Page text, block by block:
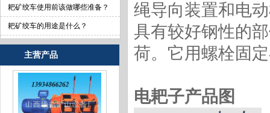
耙矿绞车使用前该做哪些准备？
耙矿绞车的用途是什么？
主营产品
绳导向装置和电
具有较好钢性的
荷。它用螺栓固
电耙子产品图